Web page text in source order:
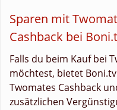
Sparen mit
Cashback bei
Falls du beim Kauf bei
möchtest, bietet
Twomates Cashback
zusätzlichen